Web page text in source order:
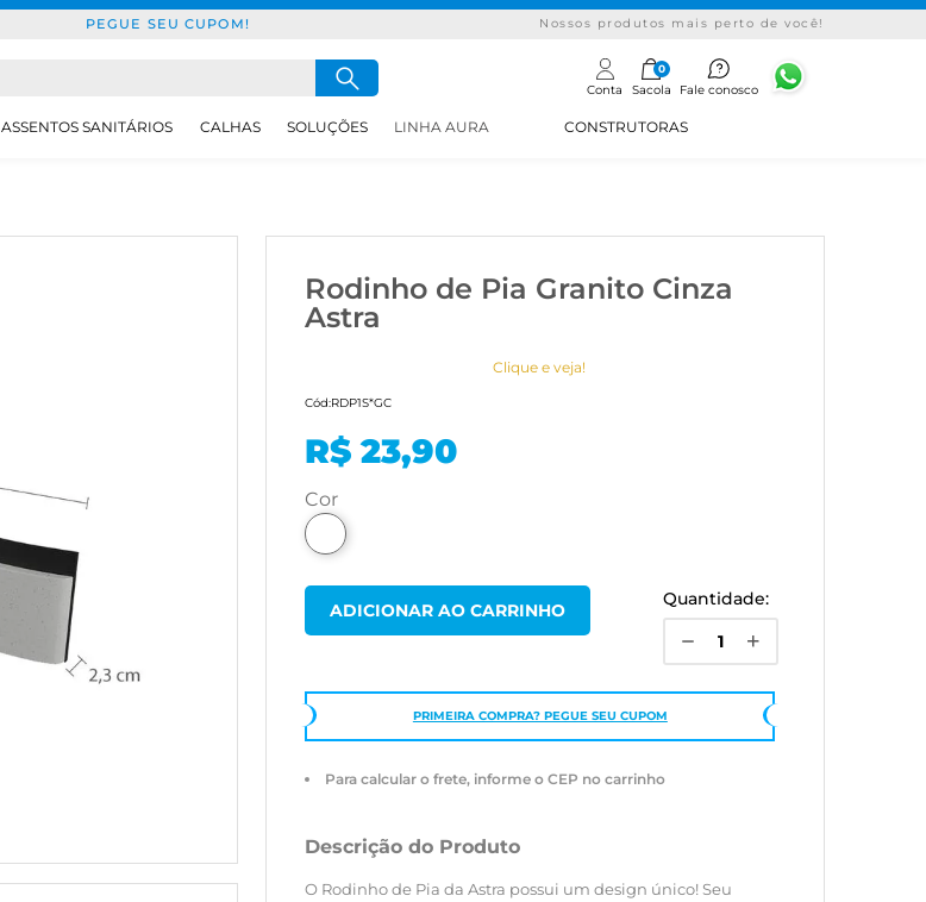
PEGUE SEU CUPOM! Nossos produtos mais perto de você!
ASSENTOS SANITÁRIOS CALHAS SOLUÇÕES LINHA AURA CONSTRUTORAS
Conta
0
Sacola Fale conosco
Rodinho de Pia Granito Cinza
Astra
Clique e veja!
Cód:RDP1S*GC
R$ 23,90
cor
Quantidade:
PRIMEIRA COMPRA? PEGUE SEU CUPOM
Para calcular o frete, informe o CEP no carrinho
Descrição do Produto
O Rodinho de Pia da Astra possui um design único! Seu